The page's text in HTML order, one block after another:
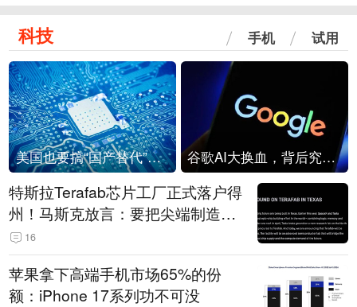
科技 手机 试用
美国也要搞“国产替代”？先算清三笔账 谷歌AI大换血，背后究竟发生了什么？
特斯拉Terafab芯片工厂正式落户得
州！马斯克放言：要把尖端制造带
回美国
16
苹果拿下高端手机市场65%的份
额：iPhone 17系列功不可没